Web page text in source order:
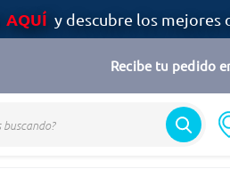
AQUÍ y descubre los mejores
Recibe tu pedido